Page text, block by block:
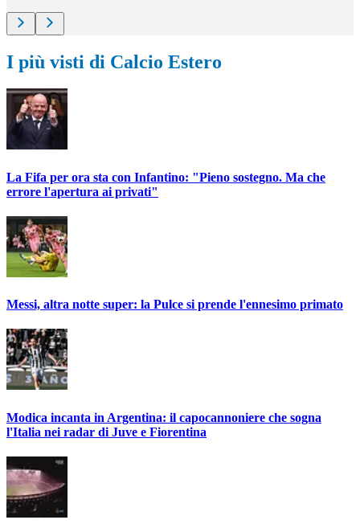
I più visti di Calcio Estero
La Fifa per ora sta con Infantino: "Pieno sostegno. Ma che
errore l'apertura ai privati"
Messi, altra notte super: la Pulce si prende l'ennesimo primato
Modica incanta in Argentina: il capocannoniere che sogna
l'Italia nei radar di Juve e Fiorentina